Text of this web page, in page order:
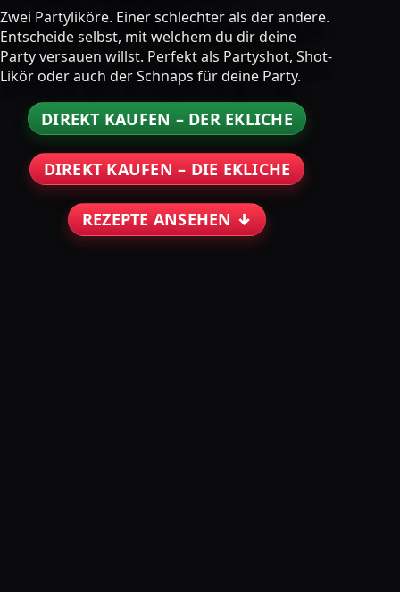
Zwei Partyliköre. Einer schlechter als der andere.
Entscheide selbst, mit welchem du dir deine
Party versauen willst. Perfekt als Partyshot, Shot-
Likör oder auch der Schnaps für deine Party.
DIREKT KAUFEN – DER EKLICHE
DIREKT KAUFEN – DIE EKLICHE
REZEPTE ANSEHEN ↓